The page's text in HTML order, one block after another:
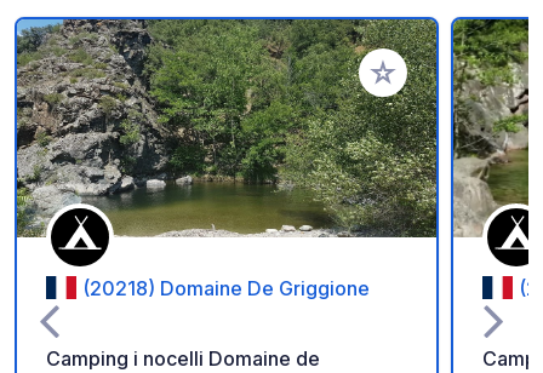
Aggiungi ai tuoi
(20218) Domaine De Griggione
Camping i nocelli Domaine de